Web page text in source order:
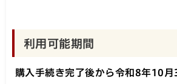
利用可能期間
購入手続き完了後から令和8年10